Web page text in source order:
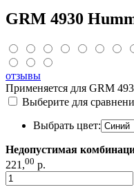
GRM 4930
отзывы
Применяется для GRM
Выберите для
Выбрать цвет:
Недопустимая
221 ,00 р.